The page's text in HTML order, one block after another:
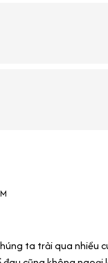
ta trải qua nhiều